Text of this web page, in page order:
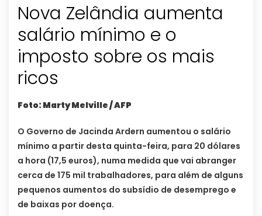
Nova Zelândia aumenta
salário mínimo e o
imposto sobre os mais
ricos
Foto: Marty Melville / AFP
O Governo de Jacinda Ardern aumentou o salário
mínimo a partir desta quinta-feira, para 20 dólares
a hora (17,5 euros), numa medida que vai abranger
cerca de 175 mil trabalhadores, para além de alguns
pequenos aumentos do subsídio de desemprego e
de baixas por doença.